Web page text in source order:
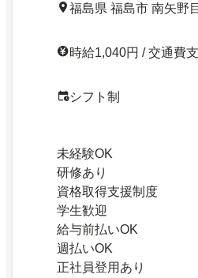
福島県 福島市 南矢野
時給1,040円 / 交通費
シフト制
未経験OK
研修あり
資格取得支援制度
学生歓迎
給与前払いOK
週払いOK
正社員登用あり